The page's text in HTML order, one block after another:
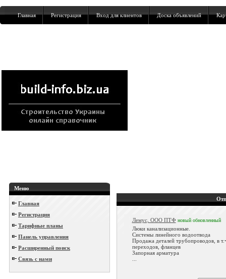
Главная Регистрация Вход для клиентов Доска объявлений
Меню
Главная
Регистрация
Тарифные планы
Панель управления
Расширенный поиск
Связь с нами
Лемус, ООО ПТФ новый обновленный
Люки канализационные.
Системы линейного водоотвода
Продажа деталей трубопроводов, в
переходов, фланцев
Запорная арматура